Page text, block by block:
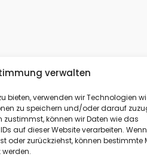
verwalten
bieten, verwenden wir Technologien
zu speichern und/oder darauf
können wir Daten wie das
auf dieser Website verarbeiten.
oder zurückziehst, können bestimmte